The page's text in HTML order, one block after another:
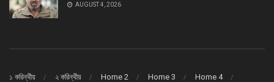
AUGUST 4, 2026
১ করিন্থীয় ২ করিন্থীয় Home 2 Home 3
Home 4